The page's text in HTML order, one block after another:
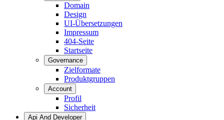
Domain
Design
UI-Übersetzungen
Impressum
404-Seite
Startseite
Governance
Zielformate
Produktgruppen
Account
Profil
Sicherheit
Api And Developer